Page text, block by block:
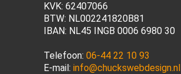
KVK: 62407066
BTW: NL002241820B81
IBAN: NL45 INGB 0006 6980 30
Telefoon: 06-44 22 10 93
E-mail: info@chuckswebdesign.nl